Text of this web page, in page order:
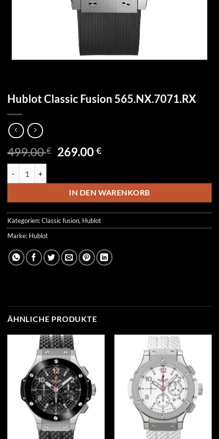
Hublot Classic Fusion 565.NX.7071.RX
499.00€ Ursprünglicher
499.00 €
269.00€Aktueller
269.00 €.
IN DEN WARENKORB
Kategorien:Classic fusion, Hublot
Marke: Hublot
ÄHNLICHE PRODUKTE